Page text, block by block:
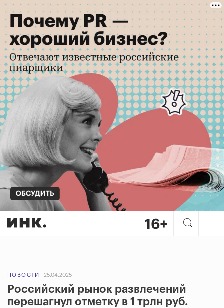
НОВОСТИ 25.04.2025
Российский рынок развлечений
перешагнул отметку в 1 трлн руб.